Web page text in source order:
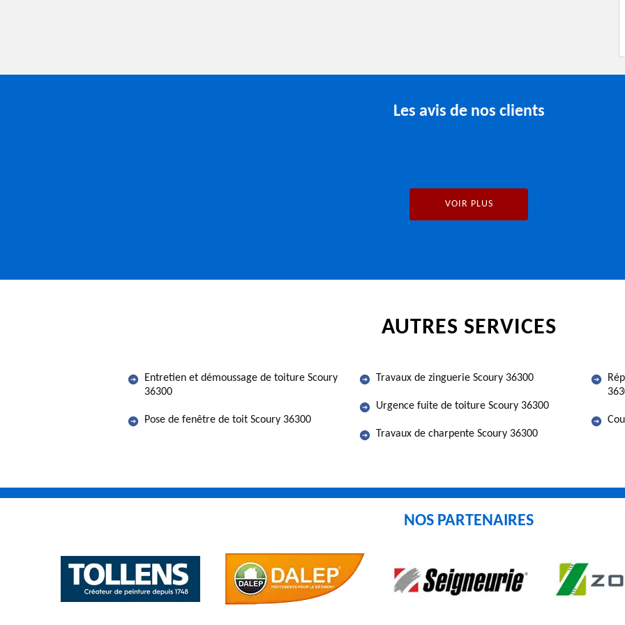
Les avis de nos clients
VOIR PLUS
AUTRES SERVICES
Entretien et démoussage de toiture Scoury
36300
Pose de fenêtre de toit Scoury 36300
Travaux de zinguerie Scoury 36300
Urgence fuite de toiture Scoury 36300
Travaux de charpente Scoury 36300
NOS PARTENAIRES